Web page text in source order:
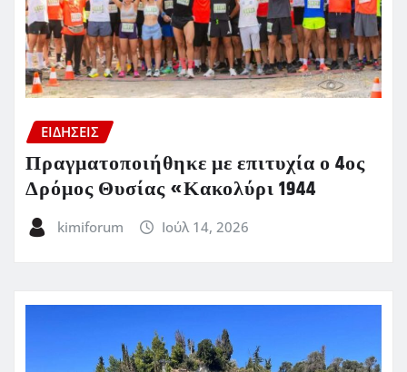
ΕΙΔΗΣΕΙΣ
Πραγματοποιήθηκε με επιτυχία ο 4ος
Δρόμος Θυσίας «Κακολύρι 1944
kimiforum Ιούλ 14, 2026